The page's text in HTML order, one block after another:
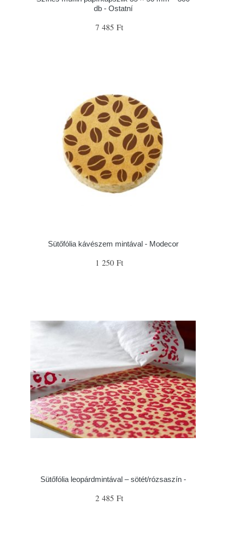
db - Ostatní
7 485 Ft
Sütőfólia kávészem mintával - Modecor
1 250 Ft
Sütőfólia leopárdmintával – sötét/rózsaszín -
2 485 Ft